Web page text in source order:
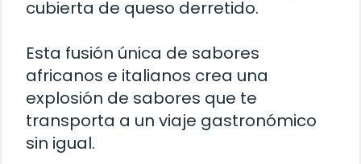
cubierta de queso derretido.
Esta fusión única de sabores
africanos e italianos crea una
explosión de sabores que te
transporta a un viaje gastronómico
sin igual.